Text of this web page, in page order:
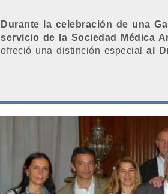
Durante la celebración de una
servicio de la Sociedad Médica
ofreció una distinción especial al